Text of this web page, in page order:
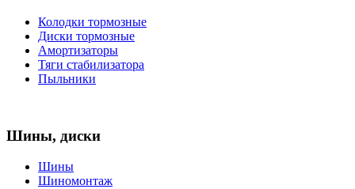
Колодки тормозные
Диски тормозные
Амортизаторы
Тяги стабилизатора
Пыльники
Шины, диски
Шины
Шиномонтаж